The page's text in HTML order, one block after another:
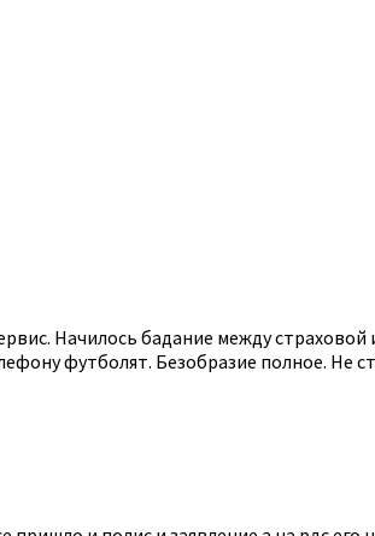
Начилось бадание между страховой
футболят. Безобразие полное. Не